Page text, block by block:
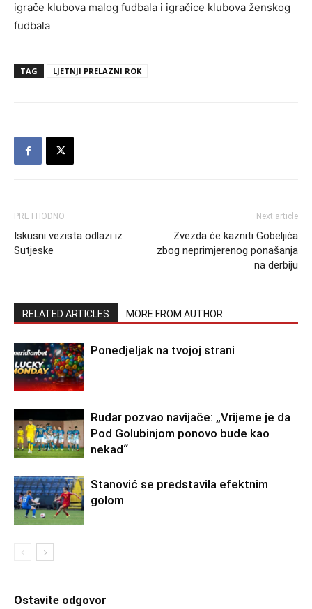
igrače klubova malog fudbala i igračice klubova ženskog
fudbala
TAG LJETNJI PRELAZNI ROK
PRETHODNO
Iskusni vezista odlazi iz
Sutjeske
Next article
Zvezda će kazniti Gobeljića
zbog neprimjerenog ponašanja
na derbiju
RELATED ARTICLES MORE FROM AUTHOR
Ponedjeljak na tvojoj strani
Rudar pozvao navijače: „Vrijeme je da
Pod Golubinjom ponovo bude kao
nekad“
Stanović se predstavila efektnim
golom
Ostavite odgovor